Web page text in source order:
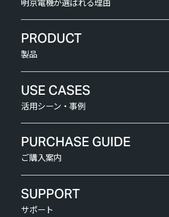
PRODUCT
製品
USE CASES
活用シーン・事例
PURCHASE GUIDE
ご購入案内
SUPPORT
サポート